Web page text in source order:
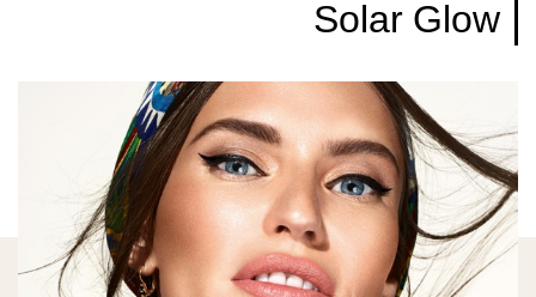
Solar Glow